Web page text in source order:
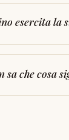
esercita la
sa che cosa